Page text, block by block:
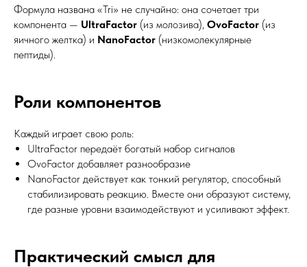
Формула названа «Tri» не случайно: она сочетает три
компонента — UltraFactor (из молозива), OvoFactor (из
яичного желтка) и NanoFactor (низкомолекулярные
пептиды).
Роли компонентов
Каждый играет свою роль:
UltraFactor передаёт богатый набор сигналов
OvoFactor добавляет разнообразие
NanoFactor действует как тонкий регулятор, способный
стабилизировать реакцию. Вместе они образуют систему,
где разные уровни взаимодействуют и усиливают эффект.
Практический смысл для